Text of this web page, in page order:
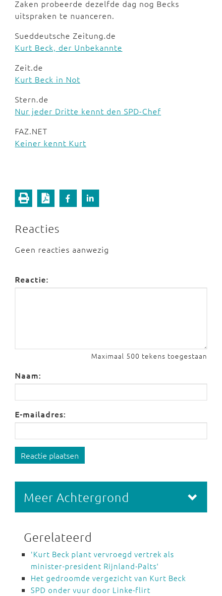
Zaken probeerde dezelfde dag nog Becks
uitspraken te nuanceren.
Sueddeutsche Zeitung.de
Kurt Beck, der Unbekannte
Zeit.de
Kurt Beck in Not
Stern.de
Nur jeder Dritte kennt den SPD-Chef
FAZ.NET
Keiner kennt Kurt
Reacties
Geen reacties aanwezig
Reactie:
Maximaal 500 tekens toegestaan
Naam:
E-mailadres:
Reactie plaatsen
Meer Achtergrond
Gerelateerd
'Kurt Beck plant vervroegd vertrek als
minister-president Rijnland-Palts'
Het gedroomde vergezicht van Kurt Beck
SPD onder vuur door Linke-flirt